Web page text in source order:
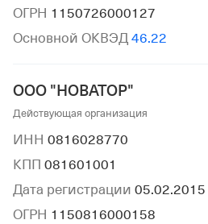
ОГРН 1150726000127
Основной ОКВЭД 46.22
ООО "НОВАТОР"
Действующая организация
ИНН 0816028770
КПП 081601001
Дата регистрации 05.02.2015
ОГРН 1150816000158